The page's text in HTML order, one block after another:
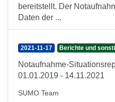
bereitstellt. Der
Daten der ...
2021-11-17 Berichte und
Notaufnahme-
01.01.2019 - 14.11.2021
SUMO Team